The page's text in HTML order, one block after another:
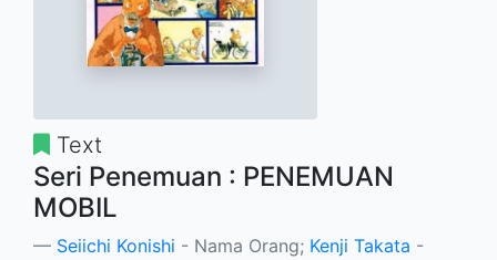
Text
Seri Penemuan : PENEMUAN
MOBIL
Seiichi Konishi - Nama Orang; Kenji Takata -